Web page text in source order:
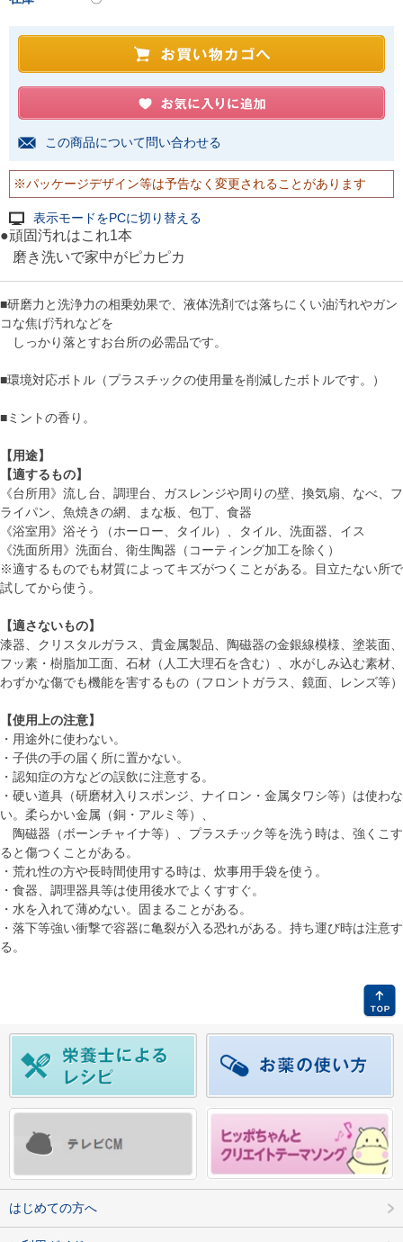
この商品について問い合わせる
※パッケージデザイン等は予告なく変更されることがあります
表示モードをPCに切り替える
●頑固汚れはこれ1本
磨き洗いで家中がピカピカ
■研磨力と洗浄力の相乗効果で、液体洗剤では落ちにくい油汚れやガン
コな焦げ汚れなどを
しっかり落とすお台所の必需品です。
■環境対応ボトル（プラスチックの使用量を削減したボトルです。）
■ミントの香り。
【用途】
【適するもの】
《台所用》流し台、調理台、ガスレンジや周りの壁、換気扇、なべ、フ
ライパン、魚焼きの網、まな板、包丁、食器
《浴室用》浴そう（ホーロー、タイル）、タイル、洗面器、イス
《洗面所用》洗面台、衛生陶器（コーティング加工を除く）
※適するものでも材質によってキズがつくことがある。目立たない所で
試してから使う。
【適さないもの】
漆器、クリスタルガラス、貴金属製品、陶磁器の金銀線模様、塗装面、
フッ素・樹脂加工面、石材（人工大理石を含む）、水がしみ込む素材、
わずかな傷でも機能を害するもの（フロントガラス、鏡面、レンズ等）
【使用上の注意】
・用途外に使わない。
・子供の手の届く所に置かない。
・認知症の方などの誤飲に注意する。
・硬い道具（研磨材入りスポンジ、ナイロン・金属タワシ等）は使わな
い。柔らかい金属（銅・アルミ等）、
陶磁器（ボーンチャイナ等）、プラスチック等を洗う時は、強くこす
ると傷つくことがある。
・荒れ性の方や長時間使用する時は、炊事用手袋を使う。
・食器、調理器具等は使用後水でよくすすぐ。
・水を入れて薄めない。固まることがある。
・落下等強い衝撃で容器に亀裂が入る恐れがある。持ち運び時は注意す
る。
はじめての方へ